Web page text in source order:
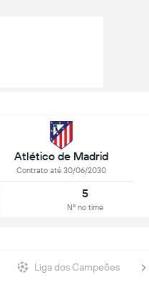
Atlético de Madrid
Contrato até 30/06/2030
5
Nº no time
Liga dos Campeões